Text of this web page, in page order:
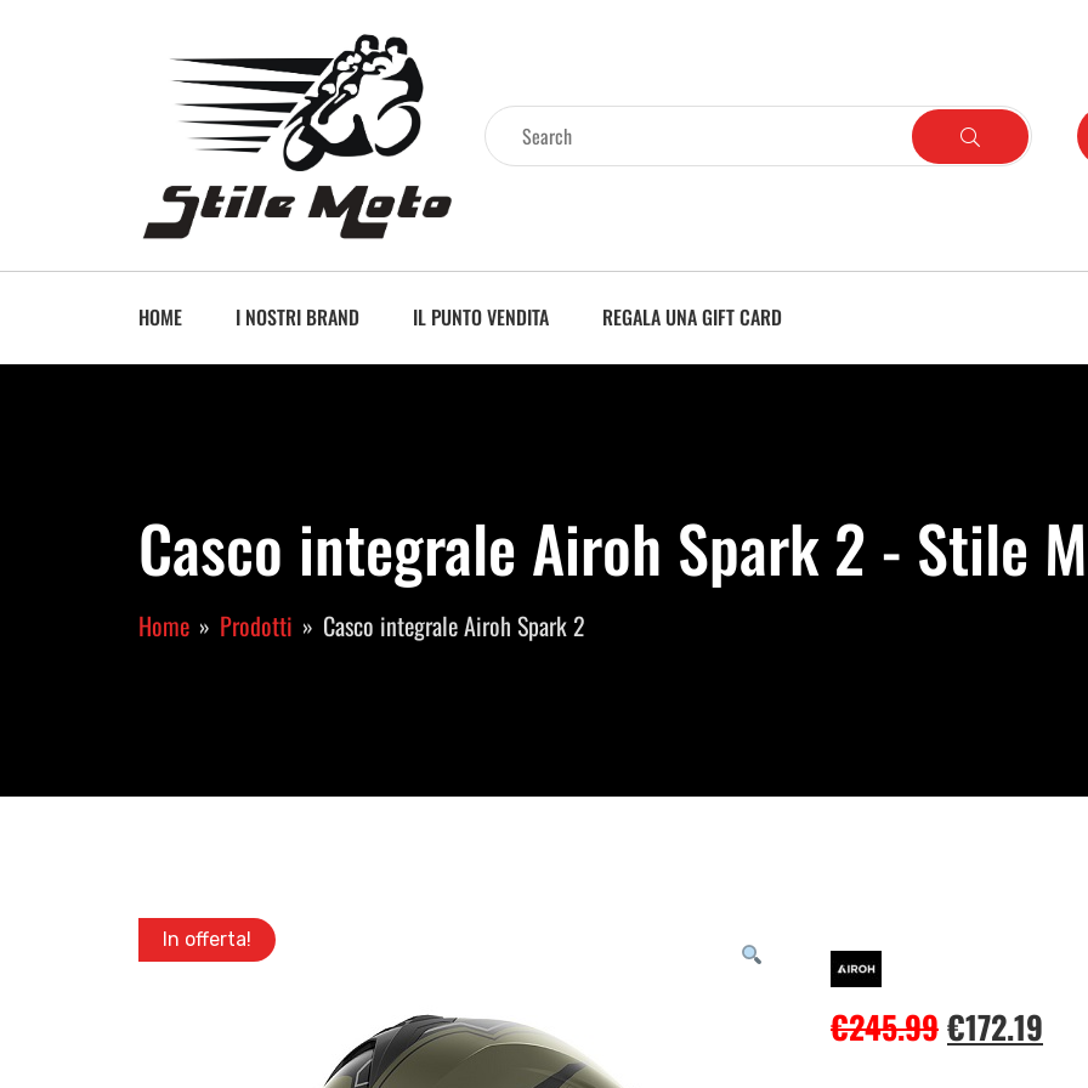
HOME I NOSTRI BRAND IL PUNTO VENDITA REGALA UNA GIFT CARD
Casco integrale Airoh Spark 2 - Stile
Home Prodotti Casco integrale Airoh Spark 2
In offerta!
€245.99€172.19